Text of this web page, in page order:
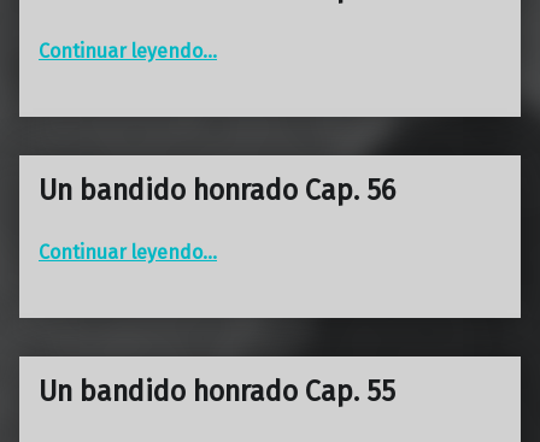
Continuar leyendo…
Un bandido honrado Cap. 56
Continuar leyendo…
Un bandido honrado Cap. 55